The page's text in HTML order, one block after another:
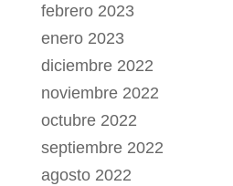
febrero 2023
enero 2023
diciembre 2022
noviembre 2022
octubre 2022
septiembre 2022
agosto 2022